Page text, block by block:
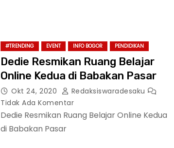
#TRENDING EVENT INFO BOGOR PENDIDIKAN
Dedie Resmikan Ruang Belajar
Online Kedua di Babakan Pasar
Okt 24, 2020
Redaksiswaradesaku
Tidak Ada Komentar
Dedie Resmikan Ruang Belajar Online Kedua
di Babakan Pasar